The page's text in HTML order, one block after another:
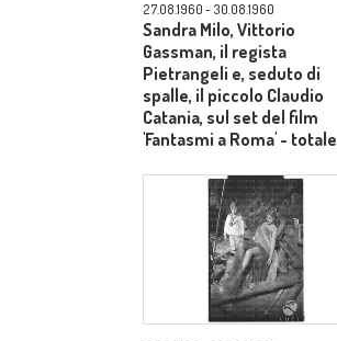
27.08.1960 - 30.08.1960
Sandra Milo, Vittorio
Gassman, il regista
Pietrangeli e, seduto di
spalle, il piccolo Claudio
Catania, sul set del film
'Fantasmi a Roma' - totale